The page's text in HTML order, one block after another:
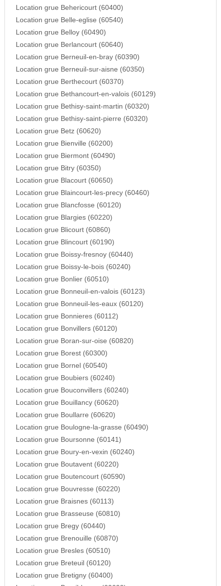
Location grue Behericourt (60400)
Location grue Belle-eglise (60540)
Location grue Belloy (60490)
Location grue Berlancourt (60640)
Location grue Berneuil-en-bray (60390)
Location grue Berneuil-sur-aisne (60350)
Location grue Berthecourt (60370)
Location grue Bethancourt-en-valois (60129)
Location grue Bethisy-saint-martin (60320)
Location grue Bethisy-saint-pierre (60320)
Location grue Betz (60620)
Location grue Bienville (60200)
Location grue Biermont (60490)
Location grue Bitry (60350)
Location grue Blacourt (60650)
Location grue Blaincourt-les-precy (60460)
Location grue Blancfosse (60120)
Location grue Blargies (60220)
Location grue Blicourt (60860)
Location grue Blincourt (60190)
Location grue Boissy-fresnoy (60440)
Location grue Boissy-le-bois (60240)
Location grue Bonlier (60510)
Location grue Bonneuil-en-valois (60123)
Location grue Bonneuil-les-eaux (60120)
Location grue Bonnieres (60112)
Location grue Bonvillers (60120)
Location grue Boran-sur-oise (60820)
Location grue Borest (60300)
Location grue Bornel (60540)
Location grue Boubiers (60240)
Location grue Bouconvillers (60240)
Location grue Bouillancy (60620)
Location grue Boullarre (60620)
Location grue Boulogne-la-grasse (60490)
Location grue Boursonne (60141)
Location grue Boury-en-vexin (60240)
Location grue Boutavent (60220)
Location grue Boutencourt (60590)
Location grue Bouvresse (60220)
Location grue Braisnes (60113)
Location grue Brasseuse (60810)
Location grue Bregy (60440)
Location grue Brenouille (60870)
Location grue Bresles (60510)
Location grue Breteuil (60120)
Location grue Bretigny (60400)